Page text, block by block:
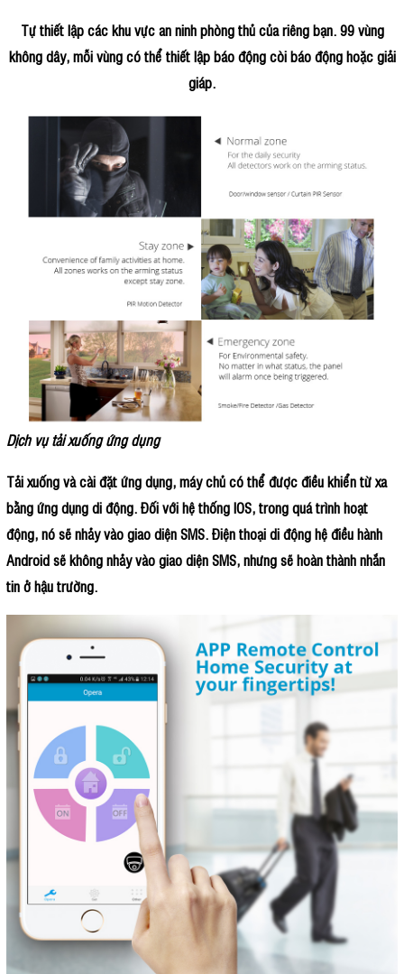
Tự thiết lập các khu vực an ninh phòng thủ của riêng bạn. 99 vùng
không dây, mỗi vùng có thể thiết lập báo động còi báo động hoặc giải
giáp.
Dịch vụ tải xuống ứng dụng
Tải xuống và cài đặt ứng dụng, máy chủ có thể được điều khiển từ xa
bằng ứng dụng di động. Đối với hệ thống IOS, trong quá trình hoạt
động, nó sẽ nhảy vào giao diện SMS. Điện thoại di động hệ điều hành
Android sẽ không nhảy vào giao diện SMS, nhưng sẽ hoàn thành nhắn
tin ở hậu trường.